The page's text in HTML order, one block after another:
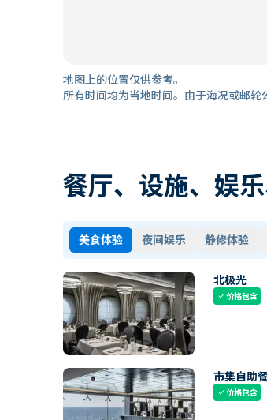
地图上的位置仅供参考。
所有时间均为当地时间。由于海况或邮轮
餐厅、设施、娱
美食体验 夜间娱乐 静修体验
北极光
check价格包含
市集自助
check价格包含